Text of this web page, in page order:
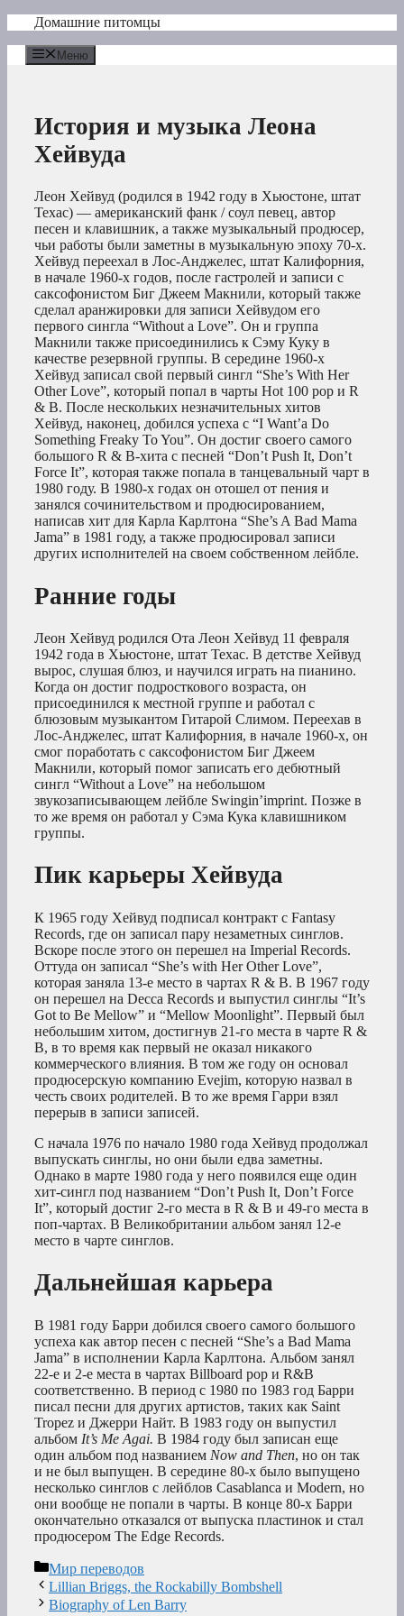
Перейти
содержимому
Домашние питомцы
Меню
История и музыка Леона
Хейвуда
Леон Хейвуд (родился в 1942 году в Хьюстоне, штат
Техас) — американский фанк / соул певец, автор
песен и клавишник, а также музыкальный продюсер,
чьи работы были заметны в музыкальную эпоху 70-х.
Хейвуд переехал в Лос-Анджелес, штат Калифорния,
в начале 1960-х годов, после гастролей и записи с
саксофонистом Биг Джеем Макнили, который также
сделал аранжировки для записи Хейвудом его
первого сингла “Without a Love”. Он и группа
Макнили также присоединились к Сэму Куку в
качестве резервной группы. В середине 1960-х
Хейвуд записал свой первый сингл “She’s With Her
Other Love”, который попал в чарты Hot 100 pop и R
& B. После нескольких незначительных хитов
Хейвуд, наконец, добился успеха с “I Want’a Do
Something Freaky To You”. Он достиг своего самого
большого R & B-хита с песней “Don’t Push It, Don’t
Force It”, которая также попала в танцевальный чарт в
1980 году. В 1980-х годах он отошел от пения и
занялся сочинительством и продюсированием,
написав хит для Карла Карлтона “She’s A Bad Mama
Jama” в 1981 году, а также продюсировал записи
других исполнителей на своем собственном лейбле.
Ранние годы
Леон Хейвуд родился Ота Леон Хейвуд 11 февраля
1942 года в Хьюстоне, штат Техас. В детстве Хейвуд
вырос, слушая блюз, и научился играть на пианино.
Когда он достиг подросткового возраста, он
присоединился к местной группе и работал с
блюзовым музыкантом Гитарой Слимом. Переехав в
Лос-Анджелес, штат Калифорния, в начале 1960-х, он
смог поработать с саксофонистом Биг Джеем
Макнили, который помог записать его дебютный
сингл “Without a Love” на небольшом
звукозаписывающем лейбле Swingin’imprint. Позже в
то же время он работал у Сэма Кука клавишником
группы.
Пик карьеры Хейвуда
К 1965 году Хейвуд подписал контракт с Fantasy
Records, где он записал пару незаметных синглов.
Вскоре после этого он перешел на Imperial Records.
Оттуда он записал “She’s with Her Other Love”,
которая заняла 13-е место в чартах R & B. В 1967 году
он перешел на Decca Records и выпустил синглы “It’s
Got to Be Mellow” и “Mellow Moonlight”. Первый был
небольшим хитом, достигнув 21-го места в чарте R &
B, в то время как первый не оказал никакого
коммерческого влияния. В том же году он основал
продюсерскую компанию Evejim, которую назвал в
честь своих родителей. В то же время Гарри взял
перерыв в записи записей.
С начала 1976 по начало 1980 года Хейвуд продолжал
выпускать синглы, но они были едва заметны.
Однако в марте 1980 года у него появился еще один
хит-сингл под названием “Don’t Push It, Don’t Force
It”, который достиг 2-го места в R & B и 49-го места в
поп-чартах. В Великобритании альбом занял 12-е
место в чарте синглов.
Дальнейшая карьера
В 1981 году Барри добился своего самого большого
успеха как автор песен с песней “She’s a Bad Mama
Jama” в исполнении Карла Карлтона. Альбом занял
22-е и 2-е места в чартах Billboard pop и R&B
соответственно. В период с 1980 по 1983 год Барри
писал песни для других артистов, таких как Saint
Tropez и Джерри Найт. В 1983 году он выпустил
альбом It’s Me Agai. В 1984 году был записан еще
один альбом под названием Now and Then, но он так
и не был выпущен. В середине 80-х было выпущено
несколько синглов с лейблов Casablanca и Modern, но
они вообще не попали в чарты. В конце 80-х Барри
окончательно отказался от выпуска пластинок и стал
продюсером The Edge Records.
Рубрики
Мир переводов
Lillian Briggs, the Rockabilly Bombshell
Biography of Len Barry